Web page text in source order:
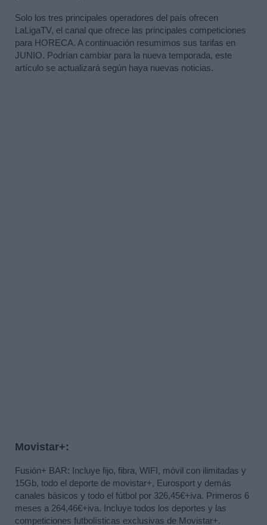
Solo los tres principales operadores del país ofrecen
LaLigaTV, el canal que ofrece las principales competiciones
para HORECA. A continuación resumimos sus tarifas en
JUNIO. Podrían cambiar para la nueva temporada, este
artículo se actualizará según haya nuevas noticias.
Movistar+:
Fusión+ BAR: Incluye fijo, fibra, WIFI, móvil con ilimitadas y
15Gb, todo el deporte de movistar+, Eurosport y demás
canales básicos y todo el fútbol por 326,45€+iva. Primeros 6
meses a 264,46€+iva. Incluye todos los deportes y las
competiciones futbolísticas exclusivas de Movistar+.